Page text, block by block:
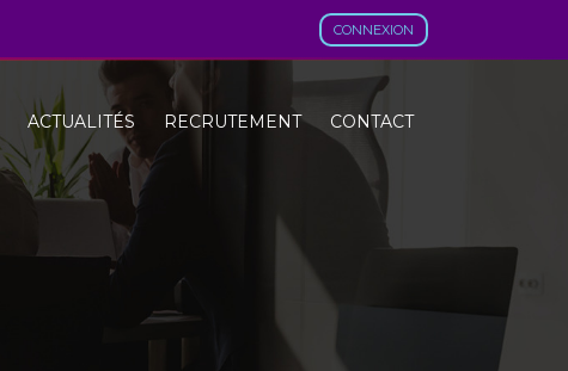
CONNEXION
ACTUALITÉS RECRUTEMENT CONTACT